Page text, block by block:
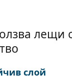
лещи
слой